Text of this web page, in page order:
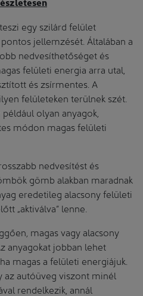
egy szilárd felület
jellemzését. Általában a
nedvesíthetőséget és
felületi energia arra utal,
és zsírmentes. A
felületeken terülnek szét.
olyan anyagok,
módon magas felületi
nedvesítést és
gömb alakban maradnak
eredetileg alacsony felületi
„aktiválva” lenne.
magas vagy alacsony
anyagokat jobban lehet
magas a felületi energiájuk.
az autóüveg viszont minél
rendelkezik, annál